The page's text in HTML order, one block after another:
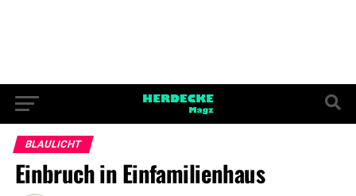
BLAULICHT
Einbruch in Einfamilienhaus